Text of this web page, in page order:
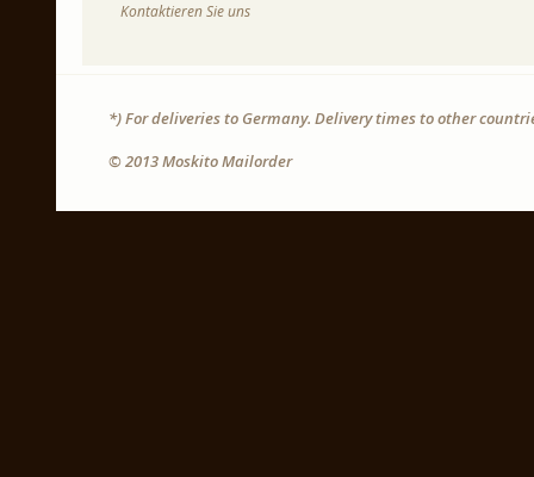
Kontaktieren Sie uns
*) For deliveries to Germany. Delivery times to other
© 2013 Moskito Mailorder